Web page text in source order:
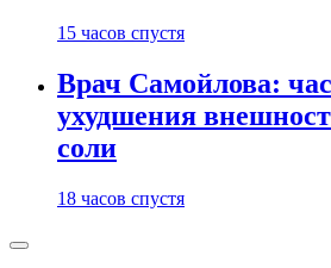
15 часов спустя
Врач Самойлова:
ухудшения
соли
18 часов спустя